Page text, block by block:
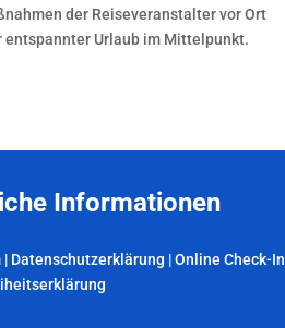
der Reiseveranstalter vor Ort
entspannter Urlaub im Mittelpunkt.
Informationen
| Datenschutzerklärung |Online Check-In